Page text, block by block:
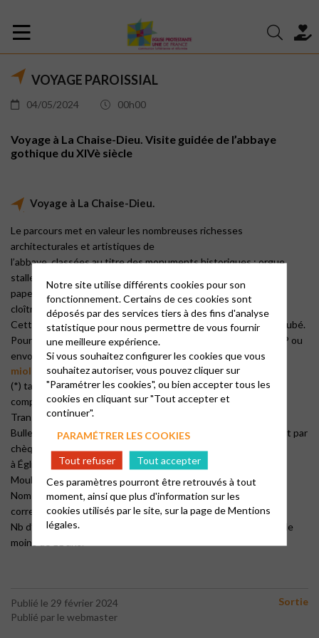
VOYAGE PAROISSIAL
04/05/2024 00h00
Voyage à La Chaise-Dieu. Visite guidée de l’abbaye
gothique du XIVè siècle
Voyage à La Chaise-Dieu.
Le parcours met en valeur les nombreuses richesses
architecturales et artistiques de
l’abbaye, classées au titre des monuments historiques : orgue,
stalles, tombeau du
pape Clément VI, fresque de la danse macabre, salle de l’écho,
cloître etc.
Cette abbaye est aussi l’une des seules en France à avoir son jubé.
Pour toutes informations rapprocher vous des membres du CP ou
envoyer un mail à :
miolivier@orange.fr
(*) tarif 18-11 : 11 €/pers. Moins de 11 ans : 6€/pers – le tarif
comprend l’entrée et la visite guidée.
Transport en covoiturage et repas tiré du sac.
Bulletin d’inscription à déposer ou à adresser avec le règlement par
chèque.
à Église Protestante Unie de Moulins, 28 rue Paul Bert, 03000
Moulins
Nom et Prénom : Montant Total :
correspondant à :
Nb d’adultes : Nb de 18-11 ans : Nb de
moins de 11 ans.
Publié le 29 février 2024
Publié par le webmaster
Sortie
Notre site utilise différents cookies pour son
fonctionnement. Certains de ces cookies sont
déposés par des services tiers à des fins d'analyse
statistique pour nous permettre de vous fournir
une meilleure expérience.
Si vous souhaitez configurer les cookies que vous
souhaitez autoriser, vous pouvez cliquer sur
"Paramétrer les cookies", ou bien accepter tous les
cookies en cliquant sur "Tout accepter et
continuer".
PARAMÉTRER LES COOKIES
Tout refuser
Tout accepter
Ces paramètres pourront être retrouvés à tout
moment, ainsi que plus d'information sur les
cookies utilisés par le site, sur la page deMentions
légales.